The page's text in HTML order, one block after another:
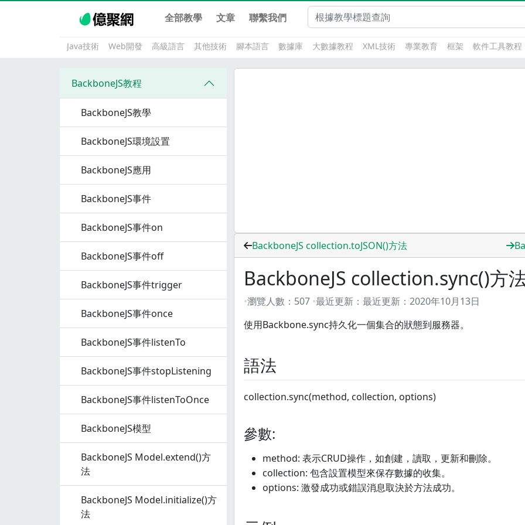
全部教學 文章 聯繫我們
Java技術 Web開發 高級語言 其他技術 腳本語言 數據庫 大數據教程 XML技術 專業教育 框架 軟件工具教程
BackboneJS教程
BackboneJS教學
BackboneJS環境設置
BackboneJS應用
BackboneJS事件
BackboneJS事件on
BackboneJS事件off
BackboneJS事件trigger
BackboneJS事件once
BackboneJS事件listenTo
BackboneJS事件stopListening
BackboneJS事件listenToOnce
BackboneJS模型
BackboneJS Model.extend()方
法
BackboneJS Model.initialize()方
法
BackboneJS collection.toJSON()方法
BackboneJS collection.sync()方
瀏覽人數： 507 最近更新： 最近更新： 2020年10月13日
使用Backbone.sync持久化一個集合的狀態到服務器。
語法
collection.sync(method, collection, options)
參數:
method: 表示CRUD操作，如創建，讀取，更新和刪除。
collection: 包含設置模型來保存數據的收集。
options: 激發成功或錯誤消息取決於方法成功。